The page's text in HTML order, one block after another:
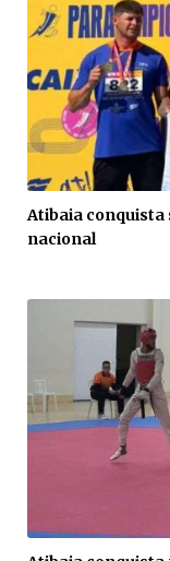
Atibaia
nacional